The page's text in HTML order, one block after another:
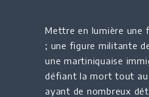
Mettre en lumière une
; une figure militante
une martiniquaise
défiant la mort tout au
ayant de nombreux